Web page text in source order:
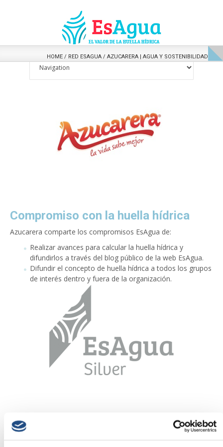
HOME / RED ESAGUA / AZUCARERA | AGUA Y SOSTENIBILIDAD
Compromiso con la huella hídrica
Azucarera comparte los compromisos EsAgua de:
Realizar avances para calcular la huella hídrica y
difundirlos a través del blog público de la web EsAgua.
Difundir el concepto de huella hídrica a todos los grupos
de interés dentro y fuera de la organización.
AZUCARERA